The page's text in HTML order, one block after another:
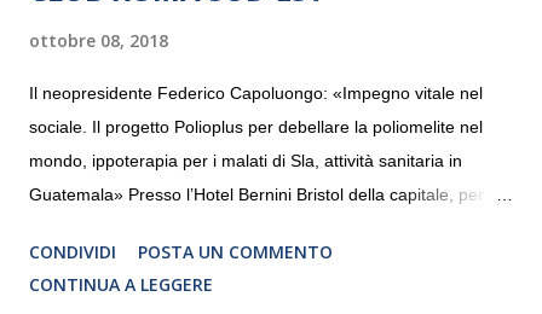
ottobre 08, 2018
Il neopresidente Federico Capoluongo: «Impegno vitale nel
sociale. Il progetto Polioplus per debellare la poliomelite nel
mondo, ippoterapia per i malati di Sla, attività sanitaria in
Guatemala» Presso l’Hotel Bernini Bristol della capitale, per la
programmazione del Rotary Club Roma Sud-Est che festeggia
i quaranta anni di attività. Un’occasione per raccontare al
CONDIVIDI
POSTA UN COMMENTO
CONTINUA A LEGGERE